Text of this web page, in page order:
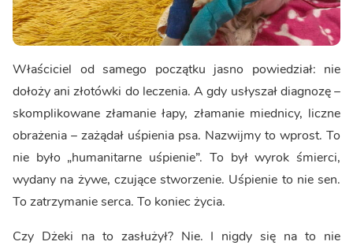
Właściciel od samego początku jasno powiedział: nie
dołoży ani złotówki do leczenia. A gdy usłyszał diagnozę –
skomplikowane złamanie łapy, złamanie miednicy, liczne
obrażenia – zażądał uśpienia psa. Nazwijmy to wprost. To
nie było „humanitarne uśpienie”. To był wyrok śmierci,
wydany na żywe, czujące stworzenie. Uśpienie to nie sen.
To zatrzymanie serca. To koniec życia.
Czy Dżeki na to zasłużył? Nie. I nigdy się na to nie